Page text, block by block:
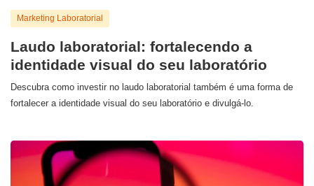
Marketing Laboratorial
Laudo laboratorial: fortalecendo a
identidade visual do seu laboratório
Descubra como investir no laudo laboratorial também é uma forma de
fortalecer a identidade visual do seu laboratório e divulgá-lo.